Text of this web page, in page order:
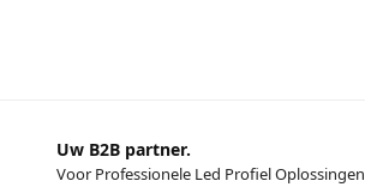
Uw B2B partner.
Voor Professionele Led Profiel Oplossingen